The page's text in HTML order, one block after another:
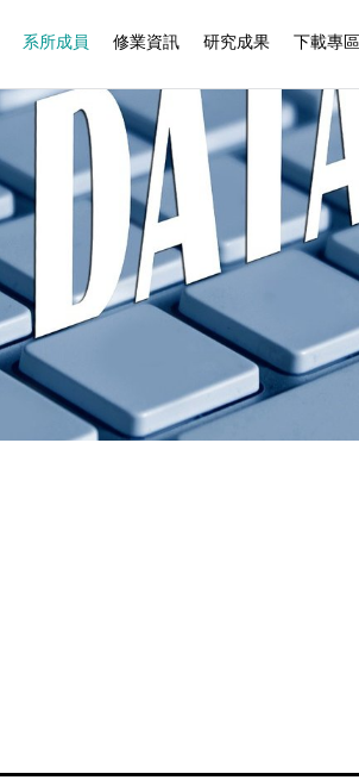
系所成員 修業資訊 研究成果 下載專區